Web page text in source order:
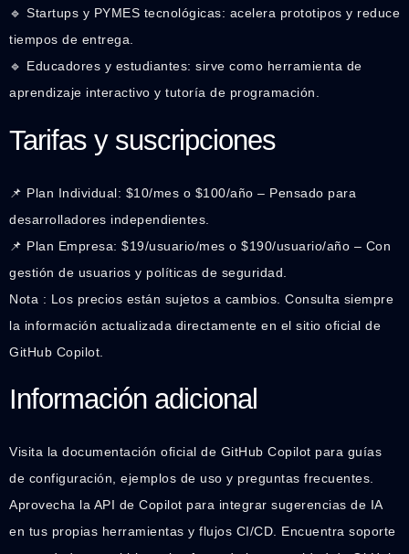
🔹 Startups y PYMES tecnológicas: acelera prototipos y reduce
tiempos de entrega.
🔹 Educadores y estudiantes: sirve como herramienta de
aprendizaje interactivo y tutoría de programación.
Tarifas y suscripciones
📌 Plan Individual: $10/mes o $100/año – Pensado para
desarrolladores independientes.
📌 Plan Empresa: $19/usuario/mes o $190/usuario/año – Con
gestión de usuarios y políticas de seguridad.
Nota : Los precios están sujetos a cambios. Consulta siempre
la información actualizada directamente en el sitio oficial de
GitHub Copilot.
Información adicional
Visita la documentación oficial de GitHub Copilot para guías
de configuración, ejemplos de uso y preguntas frecuentes.
Aprovecha la API de Copilot para integrar sugerencias de IA
en tus propias herramientas y flujos CI/CD. Encuentra soporte